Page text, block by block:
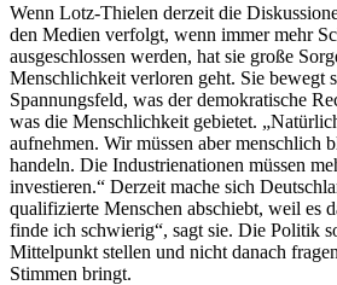
Wenn Lotz-Thielen derzeit die
den Medien verfolgt, wenn immer mehr
ausgeschlossen werden, hat sie große
Menschlichkeit verloren geht. Sie bewegt
Spannungsfeld, was der demokratische
was die Menschlichkeit gebietet.
aufnehmen. Wir müssen aber menschlich
handeln. Die Industrienationen müssen
investieren.“ Derzeit mache sich
qualifizierte Menschen abschiebt, weil es
finde ich schwierig“, sagt sie. Die Politik
Mittelpunkt stellen und nicht danach
Stimmen bringt.